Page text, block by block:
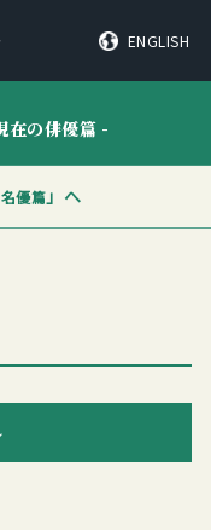
ENGLISH
在の俳優篇 -
優篇」へ